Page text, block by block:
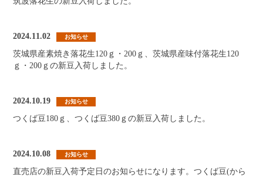
2024.11.02 お知らせ
茨城県産素焼き落花生120ｇ・200ｇ、茨城県産味付落花生120
ｇ・200ｇの新豆入荷しました。
2024.10.19 お知らせ
つくば豆180ｇ、つくば豆380ｇの新豆入荷しました。
2024.10.08 お知らせ
直売店の新豆入荷予定日のお知らせになります。つくば豆(から